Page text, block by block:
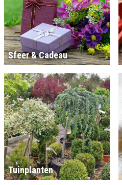
Sfeer & Cadeau
Tuinplanten